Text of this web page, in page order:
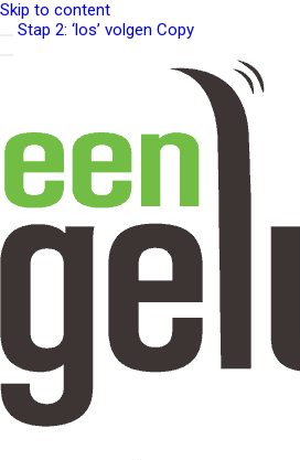
Skip to content
Stap 2: ‘los’ volgen Copy